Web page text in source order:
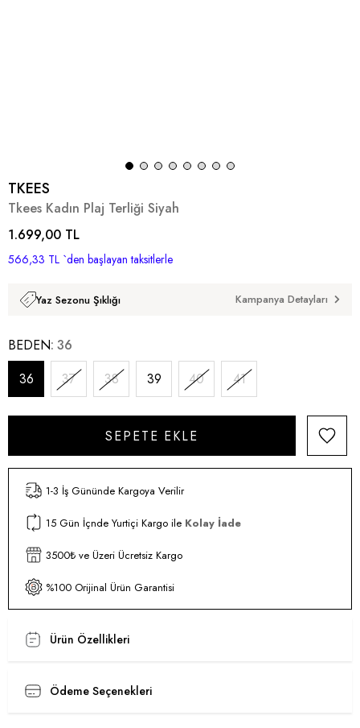
TKEES
Tkees Kadın Plaj Terliği Siyah
1.699,00 TL
566,33 TL `den başlayan taksitlerle
Yaz Sezonu Şıklığı Kampanya Detayları
BEDEN 36
36
37 38 39 40 41
1-3 İş Gününde Kargoya Verilir
15 Gün İçnde Yurtiçi Kargo ile Kolay İade
3500₺ ve Üzeri Ücretsiz Kargo
%100 Orijinal Ürün Garantisi
Ürün Özellikleri
Ödeme Seçenekleri